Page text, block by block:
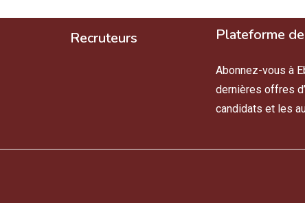
Recruteurs Plateforme
Abonnez-vous à
dernières offres
candidats et les